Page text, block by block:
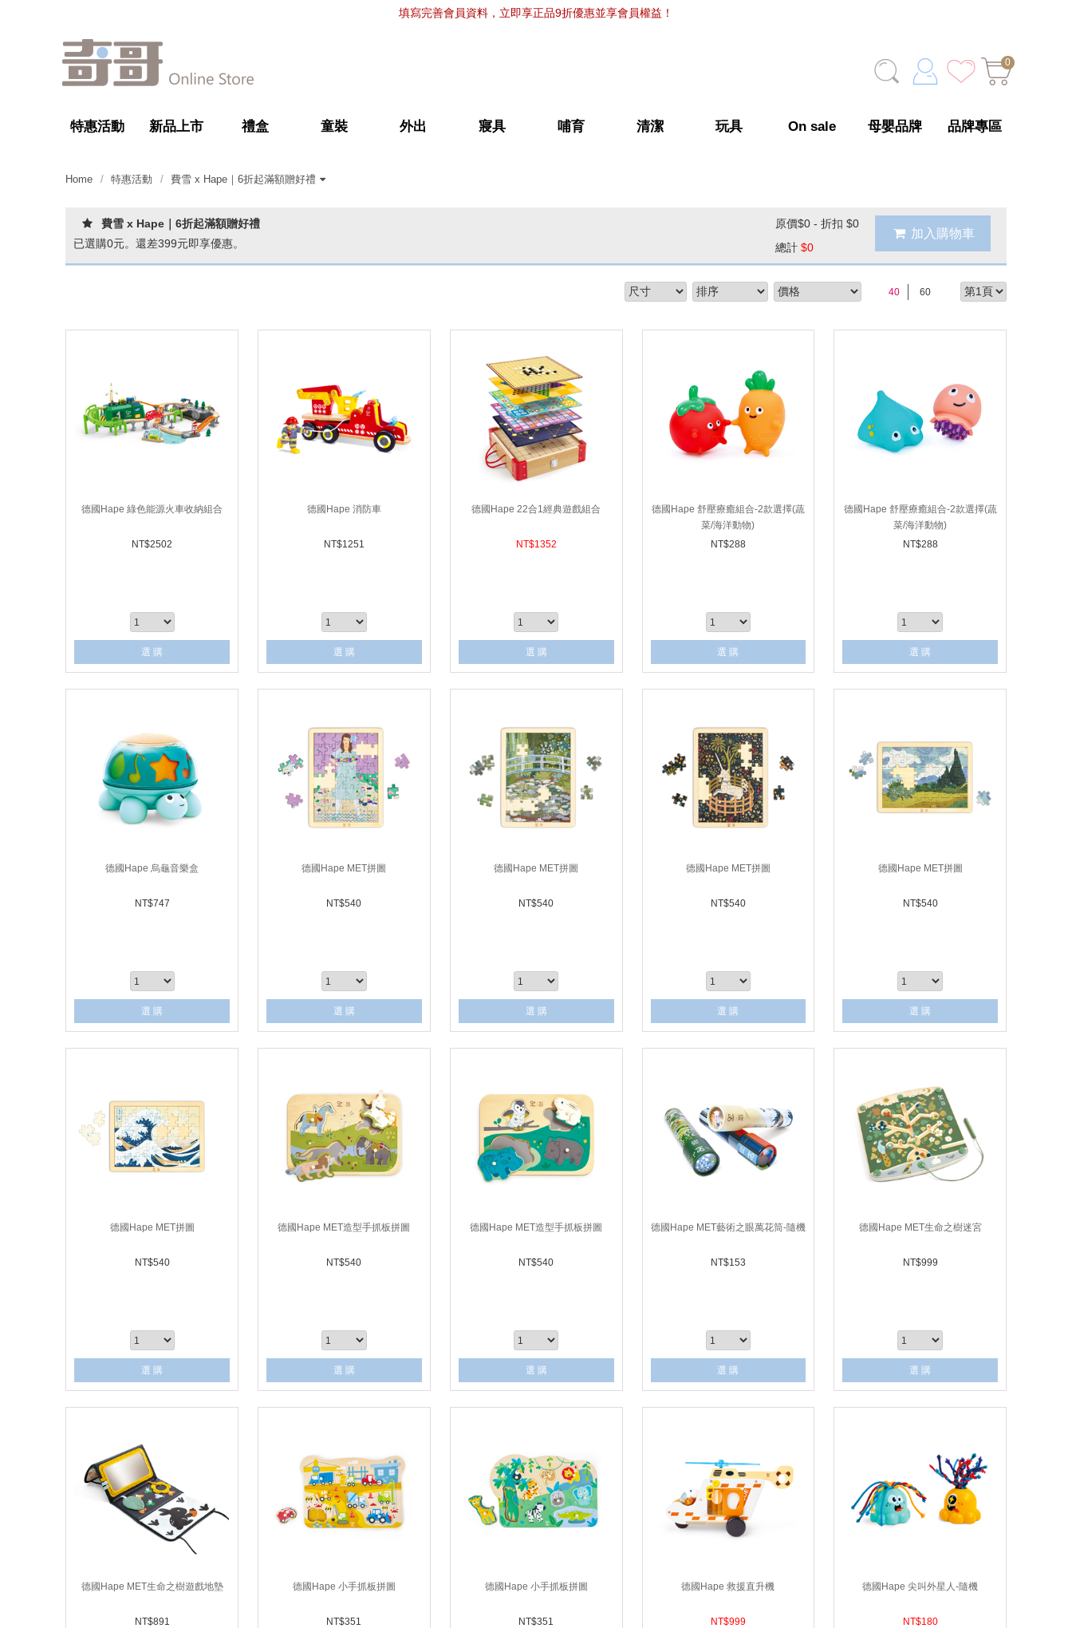
填寫完善會員資料，立即享正品9折優惠並享會員權益！
0
特惠活動 新品上市 禮盒 童裝 外出 寢具 哺育 清潔 玩具 On sale 母嬰品牌 品牌專區
Home 特惠活動 費雪 x Hape｜6折起滿額贈好禮
選2件1499元
折
起
1,799元
可重複品項
折
+聲光玩具
費雪 x Hape｜6折起滿額贈好禮
已選購0元。還差399元即享優惠。
加入購物車
原價$0 - 折扣 $0
總計$0
prev
40 60
德國Hape 綠色能源火車收納組合
NT$2502
選 購
德國Hape 消防車
NT$1251
選 購
德國Hape 22合1經典遊戲組合
NT$1352
選 購
德國Hape 舒壓療癒組合-2款選擇(蔬
菜/海洋動物)
NT$288
選 購
德國Hape 舒壓療癒組合-2款選擇(蔬
菜/海洋動物)
NT$288
選 購
德國Hape 烏龜音樂盒
NT$747
選 購
德國Hape MET拼圖
NT$540
選 購
德國Hape MET拼圖
NT$540
選 購
德國Hape MET拼圖
NT$540
選 購
德國Hape MET拼圖
NT$540
選 購
德國Hape MET拼圖
NT$540
選 購
德國Hape MET造型手抓板拼圖
NT$540
選 購
德國Hape MET造型手抓板拼圖
NT$540
選 購
德國Hape MET藝術之眼萬花筒-隨機
NT$153
選 購
德國Hape MET生命之樹迷宮
NT$999
選 購
德國Hape MET生命之樹遊戲地墊
NT$891
德國Hape 小手抓板拼圖
NT$351
德國Hape 小手抓板拼圖
NT$351
德國Hape 救援直升機
NT$999
德國Hape 尖叫外星人-隨機
NT$180